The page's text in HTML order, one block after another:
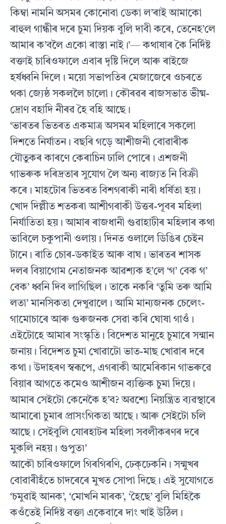
কিম্বা নামনি অসমৰ কোনোবা ডেকা ল’ৰাই আমাকো
ৰাহুল গান্ধীৰ দৰে চুমা দিয়ক বুলি দাবী কৰে, তেনেহ’লে
আমাৰ ক’বলৈ একো ৰাস্তা নাই।’— কথাষাৰ কৈ নির্দিষ্ট
বক্তাই চাৰিওফালে এবাৰ দৃষ্টি দিলে আৰু ৰাইজে
হর্ষধ্বনি দিলে। ময়ো সভাপতিৰ মেজাজেৰে ওচৰতে
থকা জ্যেষ্ঠ সকললৈ চালো। কৌৰৱৰ ৰাজসভাত ভীষ্ম-
দ্ৰোণ বহাদি নীৰৱ হৈ বহি আছে।
‘ভাৰতৰ ভিতৰত একমাত্ৰ অসমৰ মহিলাৰে সকলো
দিশতে নির্যাতন। বছৰি গড়ে আশীজনী বোৱাৰীক
যৌতুকৰ কাৰণে কেৰাচিন ঢালি পোৰে। এশজনী
গাভৰুক দৰিদ্ৰতাৰ সুযোগ লৈ অন্য ৰাজ্যত নি বিক্ৰী
কৰে। মাহটোৰ ভিতৰত বিশগৰাকী নাৰী ধর্ষিতা হয়।
খোদ দিল্লীত শতকৰা আশীগৰাকী উত্তৰ-পূবৰ মহিলা
নির্যাতিতা হয়। আমাৰ ৰাজধানী গুৱাহাটীৰ মহিলাৰ কথা
ভাবিলে চকুপানী ওলায়। দিনত ওলালে ডিঙিৰ চেইন
টানে। ৰাতি চোৰ-ডকাইত আৰু বাঘ। ভাৰতৰ শাসক
দলৰ বিয়াগোম নেতাজনক আৱশ্যক হ’লে ‘গ’ বেক গ’
বেক’ ধ্বনি দিব লাগিছিল। তাকে নকৰি ‘তুমি তৰু আমি
লতা’ মানসিকতা দেখুৱালে। আমি মান্যজনক চেলেং-
গামোচাৰে আৰু গুৰুজনক সেৱা কৰি ঘোষা গাওঁ।
এইটোহে আমাৰ সংস্কৃতি। বিদেশত মানুহে চুমাৰে সন্মান
জনায়। বিদেশত চুমা খোৱাটো ভাত-মাছ খোৱাৰ দৰে
কথা। উদাহৰণ স্বৰূপে, এগৰাকী আমেৰিকান গাভৰুৱে
বিয়াৰ আগতে কমেও আশীজন ব্যক্তিক চুমা দিয়ে।
আমাৰ সেইটো কেনেকৈ হ’ব? অৱশ্যে নিয়ন্ত্রিত ব্যৱস্থাৰে
আমাৰো চুমাৰ প্ৰাসংগিকতা আছে। আৰু সেইটো চলি
আছে। সেইবুলি যোৰহাটৰ মহিলা সবলীকৰণৰ দৰে
মুকলি নহয়। গুপুত৷’
আকৌ চাৰিওফালে গিৰগিৰণি, ঢেক্‌ঢেকনি। সন্মুখৰ
বোৱাৰীহঁতে চাদৰেৰে মুখত সোপা দিছে। এই সুযোগতে
‘চমুৱাই আনক’, ‘মোখনি মাৰক’, ‘হৈছে’ বুলি মিহিকৈ
কওঁতেই নির্দিষ্ট বক্তা একেবাৰে দাং খাই উঠিল।